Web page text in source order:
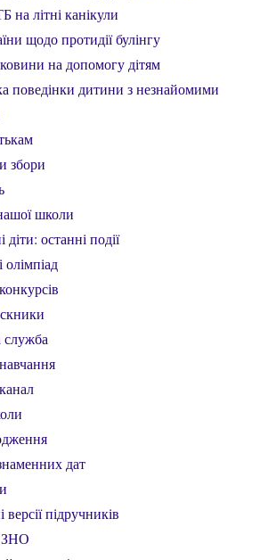
на літні канікули
щодо протидії булінгу
на допомогу дітям
поведінки дитини з незнайомими
збори
школи
останні події
служба
дат
підручників
ЗНО